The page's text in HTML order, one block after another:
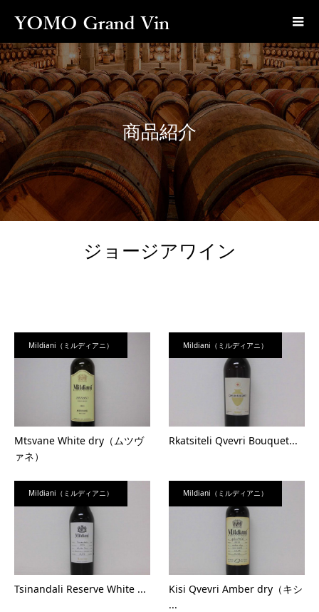
商品紹介
ジョージアワイン
Mildiani（ミルディアニ）
Mtsvane White dry（ムツヴ
ァネ）
Mildiani（ミルディアニ）
Rkatsiteli Qvevri Bouquet...
Mildiani（ミルディアニ）
Tsinandali Reserve White ...
Mildiani（ミルディアニ）
Kisi Qvevri Amber dry（キシ
...